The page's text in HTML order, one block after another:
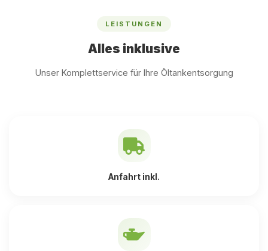
LEISTUNGEN
Alles inklusive
Unser Komplettservice für Ihre Öltankentsorgung
Anfahrt inkl.